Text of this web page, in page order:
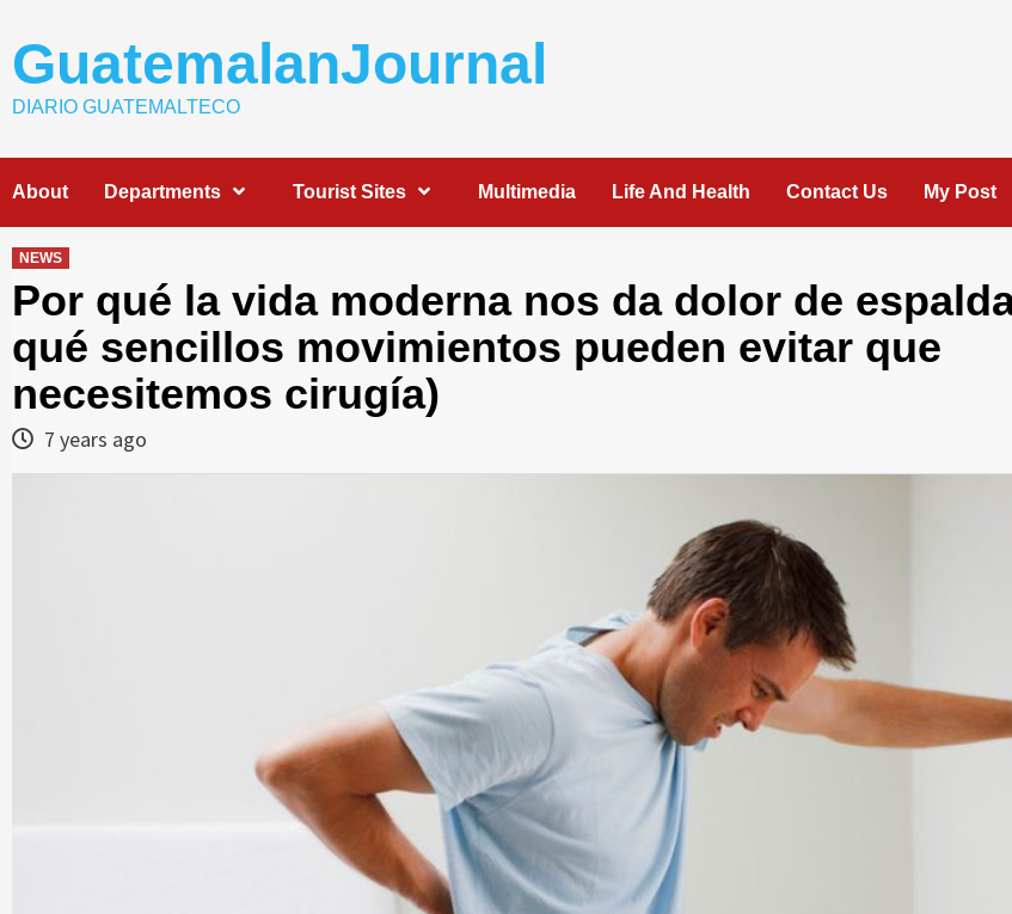
content
GuatemalanJournal
DIARIO GUATEMALTECO
About Departments Tourist Sites Multimedia Life And Health Contact Us My Post
NEWS
Por qué la vida moderna nos da dolor de
qué sencillos movimientos pueden evitar que
necesitemos cirugía)
7 years ago